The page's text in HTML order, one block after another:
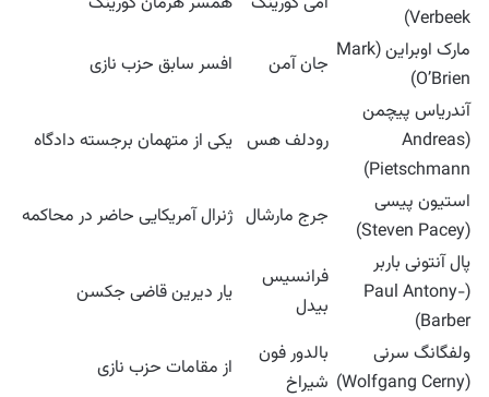
Verbeek)
مارک اوبراین (Mark
O’Brien)
جان آمن
افسر سابق حزب نازی
آندریاس پیچمن
(Andreas
Pietschmann)
رودلف هس یکی از متهمان برجسته دادگاه
استیون پیسی
(Steven Pacey)
جرج مارشال ژنرال آمریکایی حاضر در محاکمه
پال آنتونی باربر
(Paul Antony-
Barber)
فرانسیس
بیدل
یار دیرین قاضی جکسن
ولفگانگ سرنی
(Wolfgang Cerny)
بالدور فون
شیراخ
از مقامات حزب نازی